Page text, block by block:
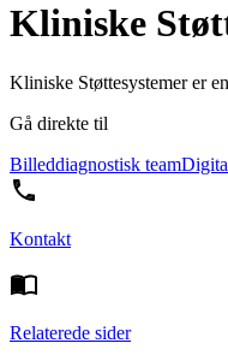
Kliniske
Kliniske Støttesystemer er
Gå direkte til
Billeddiagnostisk team
Kontakt
Relaterede sider